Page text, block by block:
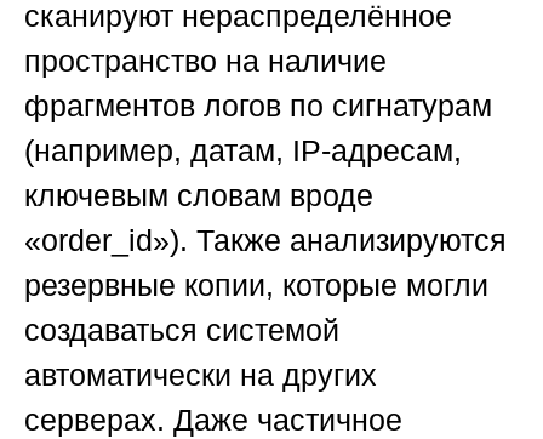
сканируют нераспределённое
пространство на наличие
фрагментов логов по сигнатурам
(например, датам, IP-адресам,
ключевым словам вроде
«order_id»). Также анализируются
резервные копии, которые могли
создаваться системой
автоматически на других
серверах. Даже частичное